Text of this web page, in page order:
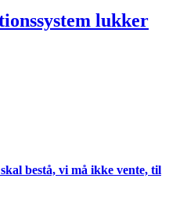
lukker
bestå, vi må ikke vente, til